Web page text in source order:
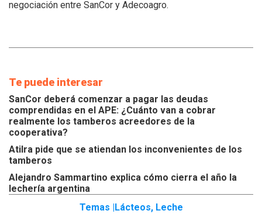
negociación entre SanCor y Adecoagro.
Te puede interesar
SanCor deberá comenzar a pagar las deudas
comprendidas en el APE: ¿Cuánto van a cobrar
realmente los tamberos acreedores de la
cooperativa?
Atilra pide que se atiendan los inconvenientes de los
tamberos
Alejandro Sammartino explica cómo cierra el año la
lechería argentina
Temas |
Lácteos, Leche